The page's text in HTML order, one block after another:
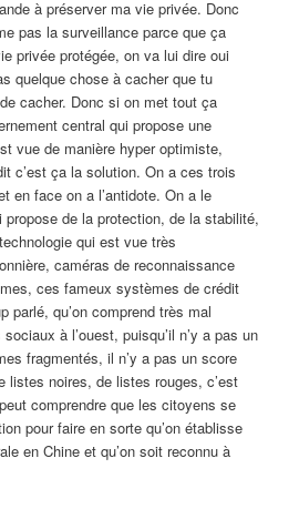
à préserver ma vie privée. Donc
pas la surveillance parce que ça
privée protégée, on va lui dire oui
quelque chose à cacher que tu
cacher. Donc si on met tout ça
central qui propose une
vue de manière hyper optimiste,
c’est ça la solution. On a ces trois
en face on a l’antidote. On a le
de la protection, de la stabilité,
qui est vue très
caméras de reconnaissance
ces fameux systèmes de crédit
parlé, qu’on comprend très mal
à l’ouest, puisqu’il n’y a pas un
fragmentés, il n’y a pas un score
listes noires, de listes rouges, c’est
comprendre que les citoyens se
pour faire en sorte qu’on établisse
en Chine et qu’on soit reconnu à